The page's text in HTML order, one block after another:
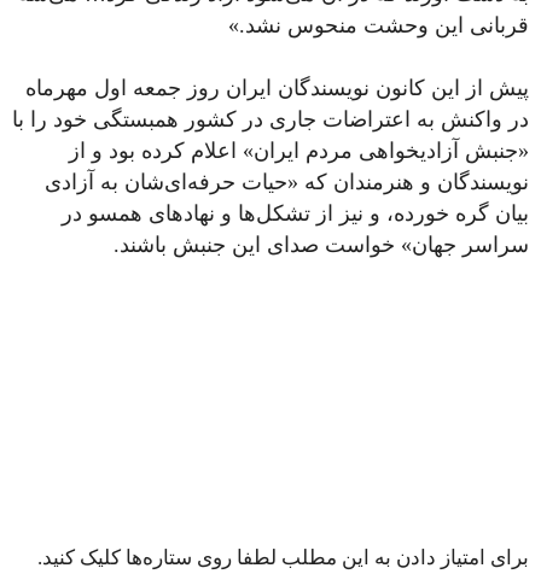
قربانی این وحشت منحوس نشد.»
پیش از این کانون نویسندگان ایران روز جمعه اول مهرماه
در واکنش به اعتراضات جاری در کشور همبستگی خود را با
«جنبش آزادیخواهی مردم ایران» اعلام کرده بود و از
نویسندگان و هنرمندان که «حیات حرفه‌ای‌شان به آزادی
بیان گره خورده، و نیز از تشکل‌ها و نهادهای همسو در
سراسر جهان» خواست صدای این جنبش باشند.
برای امتیاز دادن به این مطلب لطفا روی ستاره‌ها کلیک کنید.